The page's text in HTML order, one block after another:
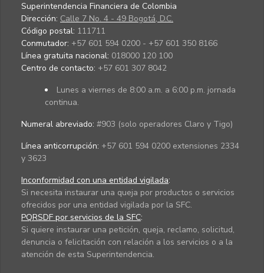
Superintendencia Financiera de Colombia
Dirección: Calle 7 No. 4 - 49 Bogotá, D.C.
Código postal: 111711
Conmutador: +57 601 594 0200 - +57 601 350 8166
Línea gratuita nacional: 018000 120 100
Centro de contacto: +57 601 307 8042
Lunes a viernes de 8:00 a.m. a 6:00 p.m. jornada
continua.
Numeral abreviado: #903 (solo operadores Claro y Tigo)
Línea anticorrupción: +57 601 594 0200 extensiones 2334
y 3623
Inconformidad con una entidad vigilada:
Si necesita instaurar una queja por productos o servicios
ofrecidos por una entidad vigilada por la SFC.
PQRSDF por servicios de la SFC:
Si quiere instaurar una petición, queja, reclamo, solicitud,
denuncia o felicitación con relación a los servicios o a la
atención de esta Superintendencia.